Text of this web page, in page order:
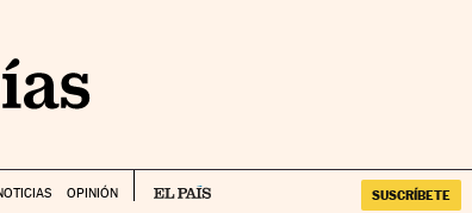
OPINIÓN SUSCRÍBETE